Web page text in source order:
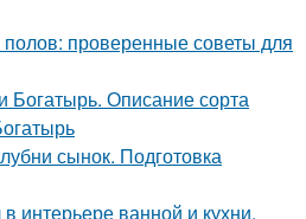
проверенные советы для
Богатырь. Описание сорта
сынок. Подготовка
интерьере ванной и кухни.